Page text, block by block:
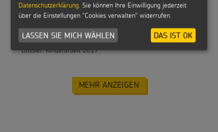
Dossier: Kinderarbeit 2017
MEHR ANZEIGEN
Datenschutzerklärung. Sie können Ihre Einwilligung jederzeit
über die Einstellungen "Cookies verwalten" widerrufen.
LASSEN SIE MICH WÄHLEN DAS IST OK